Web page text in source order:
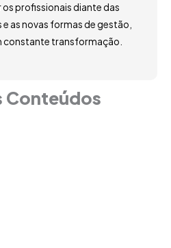
profissionais diante das
as novas formas de gestão,
constante transformação.
Conteúdos